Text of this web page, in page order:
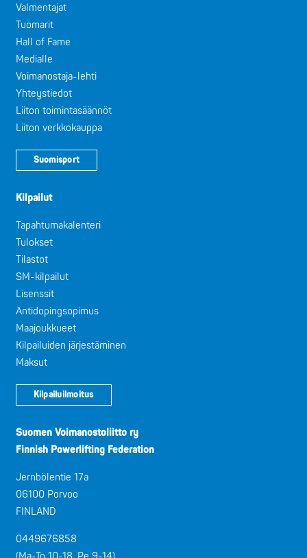
Valmentajat
Tuomarit
Hall of Fame
Medialle
Voimanostaja-lehti
Yhteystiedot
Liiton toimintasäännöt
Liiton verkkokauppa
Suomisport
Kilpailut
Tapahtumakalenteri
Tulokset
Tilastot
SM-kilpailut
Lisenssit
Antidopingsopimus
Maajoukkueet
Kilpailuiden järjestäminen
Maksut
Kilpailuilmoitus
Suomen Voimanostoliitto ry
Finnish Powerlifting Federation
Jernbölentie 17a
06100 Porvoo
FINLAND
0449676858